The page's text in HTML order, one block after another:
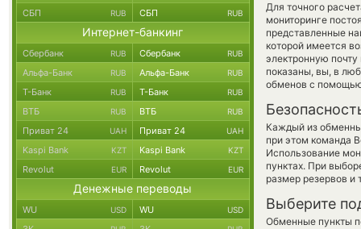
Для точного
мониторинге
представленные
которой имеется
электронную
показаны, вы, в
обменов с
Каждый из
при этом команда
Использование
пунктах. При
размер резервов и
Выберите
Обменные пункты
СБП RUB СБП RUB
Интернет-банкинг
Сбербанк RUB Сбербанк RUB
Альфа-Банк RUB Альфа-Банк RUB
Т-Банк RUB Т-Банк RUB
ВТБ RUB ВТБ RUB
Приват 24 UAH Приват 24 UAH
Kaspi Bank KZT Kaspi Bank KZT
Revolut EUR Revolut EUR
Денежные переводы
WU USD WU USD